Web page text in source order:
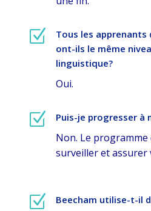
Z
Tous les apprenants
ont-ils le même
linguistique?
Oui.
Z Puis-je progresser à
Non. Le
surveiller et assurer
Z
Beecham utilise-t-il